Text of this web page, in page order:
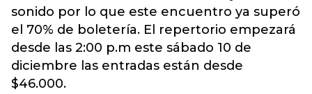
sonido por lo que este encuentro ya superó
el 70% de boletería. El repertorio empezará
desde las 2:00 p.m este sábado 10 de
diciembre las entradas están desde
$46.000.